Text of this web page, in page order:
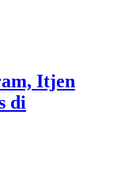
Itjen
di